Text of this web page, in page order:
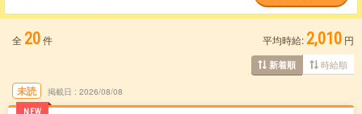
全 20件 平均時給: 2,010 円
新着順 時給順
未読
NEW
掲載日 2026/08/08